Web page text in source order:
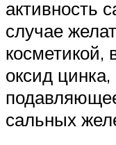
активность
случае
косметикой,
оксид
сальных